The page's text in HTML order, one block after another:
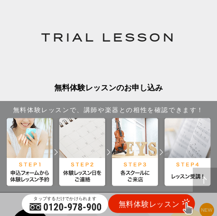
TRIAL LESSON
無料体験レッスンのお申し込み
無料体験レッスンで、講師や楽器との相性を確認できます！